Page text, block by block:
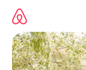
directement
contenu